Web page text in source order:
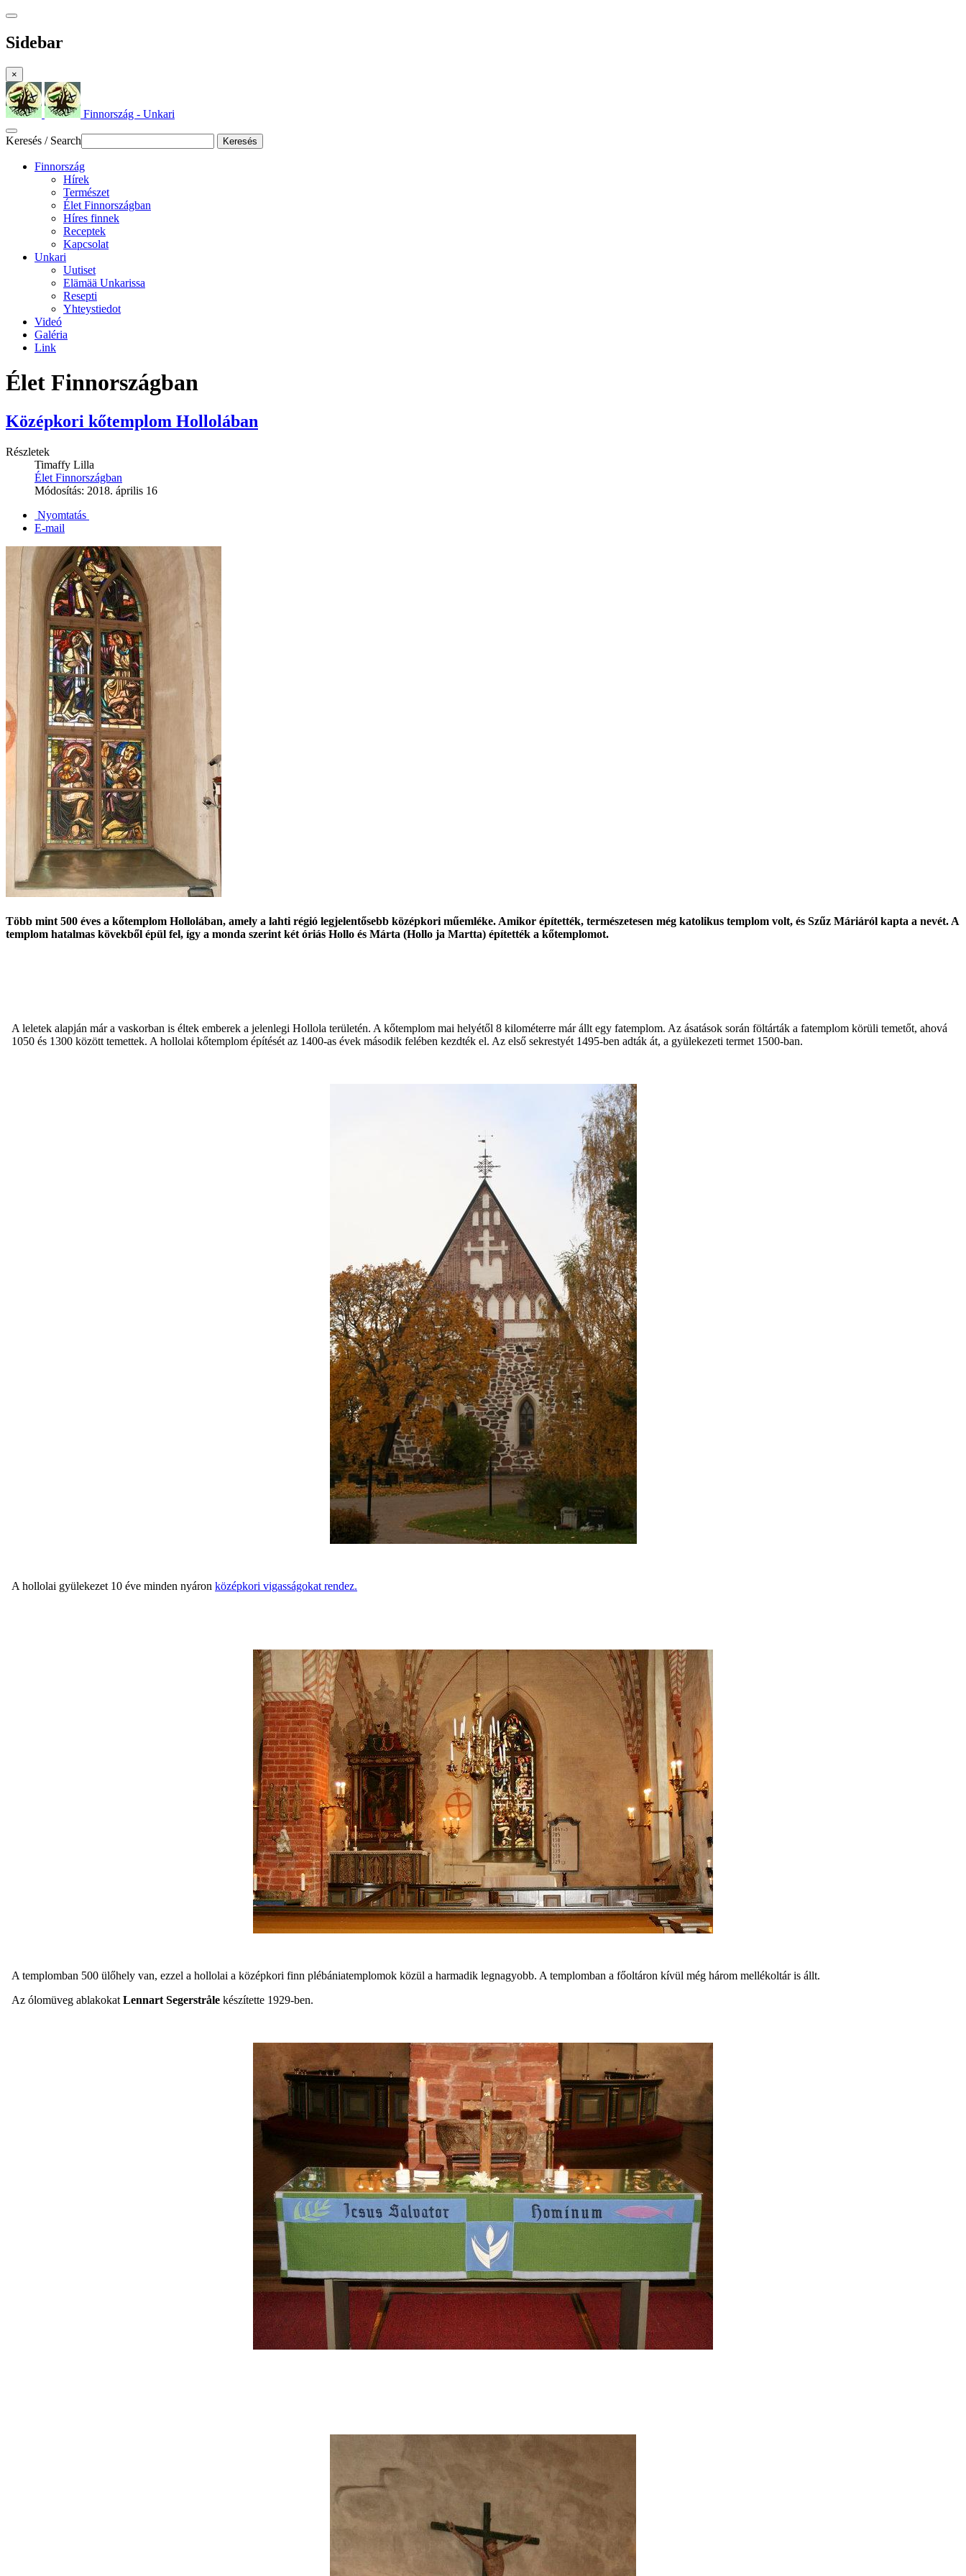
Sidebar
×
Finnország - Unkari
Keresés / Search Keresés
Finnország
Hírek
Természet
Élet Finnországban
Híres finnek
Receptek
Kapcsolat
Unkari
Uutiset
Elämää Unkarissa
Resepti
Yhteystiedot
Videó
Galéria
Link
Élet Finnországban
Középkori kőtemplom Hollolában
Részletek
Timaffy Lilla
Élet Finnországban
Módosítás: 2018. április 16
Nyomtatás
E-mail
Több mint 500 éves a kőtemplom Hollolában, amely a lahti régió legjelentősebb középkori műemléke. Amikor építették, természetesen még katolikus templom volt, és Szűz Máriáról kapta a nevét. A
templom hatalmas kövekből épül fel, így a monda szerint két óriás Hollo és Márta (Hollo ja Martta) építették a kőtemplomot.
A leletek alapján már a vaskorban is éltek emberek a jelenlegi Hollola területén. A kőtemplom mai helyétől 8 kilométerre már állt egy fatemplom. Az ásatások során föltárták a fatemplom körüli temetőt, ahová
1050 és 1300 között temettek. A hollolai kőtemplom építését az 1400-as évek második felében kezdték el. Az első sekrestyét 1495-ben adták át, a gyülekezeti termet 1500-ban.
A hollolai gyülekezet 10 éve minden nyáron középkori vigasságokat rendez.
A templomban 500 ülőhely van, ezzel a hollolai a középkori finn plébániatemplomok közül a harmadik legnagyobb. A templomban a főoltáron kívül még három mellékoltár is állt.
Az ólomüveg ablakokat Lennart Segerstråle készítette 1929-ben.